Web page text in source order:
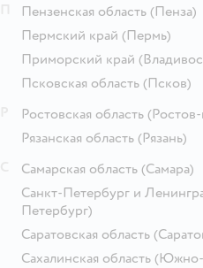
Пензенская область (Пенза)
Пермский край (Пермь)
Приморский край
Псковская область (Псков)
Ростовская область
Рязанская область (Рязань)
Самарская область (Самара)
Санкт-Петербург и
Петербург)
Саратовская область
Сахалинская область (Южно-